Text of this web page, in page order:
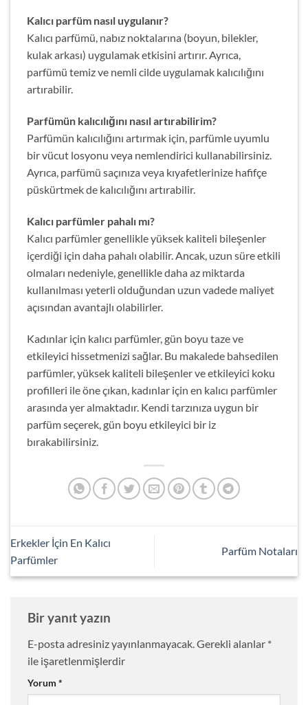
Kalıcı parfüm nasıl uygulanır?
Kalıcı parfümü, nabız noktalarına (boyun, bilekler,
kulak arkası) uygulamak etkisini artırır. Ayrıca,
parfümü temiz ve nemli cilde uygulamak kalıcılığını
artırabilir.
Parfümün kalıcılığını nasıl artırabilirim?
Parfümün kalıcılığını artırmak için, parfümle uyumlu
bir vücut losyonu veya nemlendirici kullanabilirsiniz.
Ayrıca, parfümü saçınıza veya kıyafetlerinize hafifçe
püskürtmek de kalıcılığını artırabilir.
Kalıcı parfümler pahalı mı?
Kalıcı parfümler genellikle yüksek kaliteli bileşenler
içerdiği için daha pahalı olabilir. Ancak, uzun süre etkili
olmaları nedeniyle, genellikle daha az miktarda
kullanılması yeterli olduğundan uzun vadede maliyet
açısından avantajlı olabilirler.
Kadınlar için kalıcı parfümler, gün boyu taze ve
etkileyici hissetmenizi sağlar. Bu makalede bahsedilen
parfümler, yüksek kaliteli bileşenler ve etkileyici koku
profilleri ile öne çıkan, kadınlar için en kalıcı parfümler
arasında yer almaktadır. Kendi tarzınıza uygun bir
parfüm seçerek, gün boyu etkileyici bir iz
bırakabilirsiniz.
Erkekler İçin En Kalıcı
Parfümler
Parfüm Notaları
Bir yanıt yazın
E-posta adresiniz yayınlanmayacak. Gerekli alanlar *
ile işaretlenmişlerdir
Yorum *